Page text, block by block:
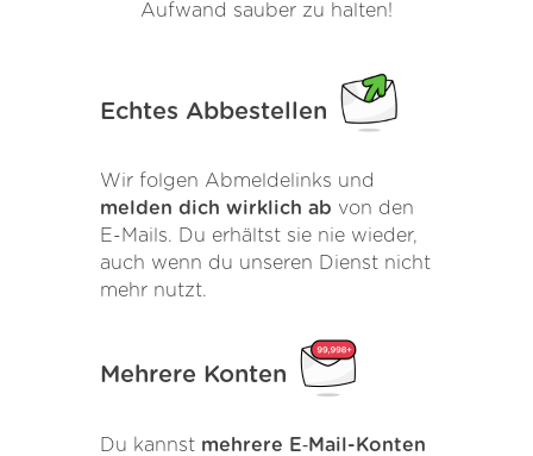
Aufwand sauber zu halten!
Echtes Abbestellen
Wir folgen Abmeldelinks und
melden dich wirklich ab von den
E-Mails. Du erhältst sie nie wieder,
auch wenn du unseren Dienst nicht
mehr nutzt.
Mehrere Konten
Du kannst mehrere E‑Mail-Konten